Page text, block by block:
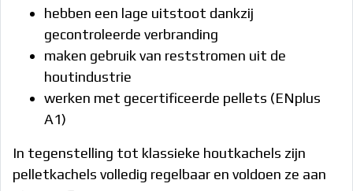
Contact
Online
offerte
Online
Onderhoud
hebben een lage uitstoot dankzij
gecontroleerde verbranding
maken gebruik van reststromen uit de
houtindustrie
werken met gecertificeerde pellets (ENplus
A1)
In tegenstelling tot klassieke houtkachels zijn
pelletkachels volledig regelbaar en voldoen ze aan